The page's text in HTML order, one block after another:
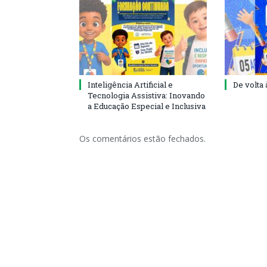
Inteligência Artificial e
Tecnologia Assistiva: Inovando
a Educação Especial e Inclusiva
De volta
Os comentários estão fechados.